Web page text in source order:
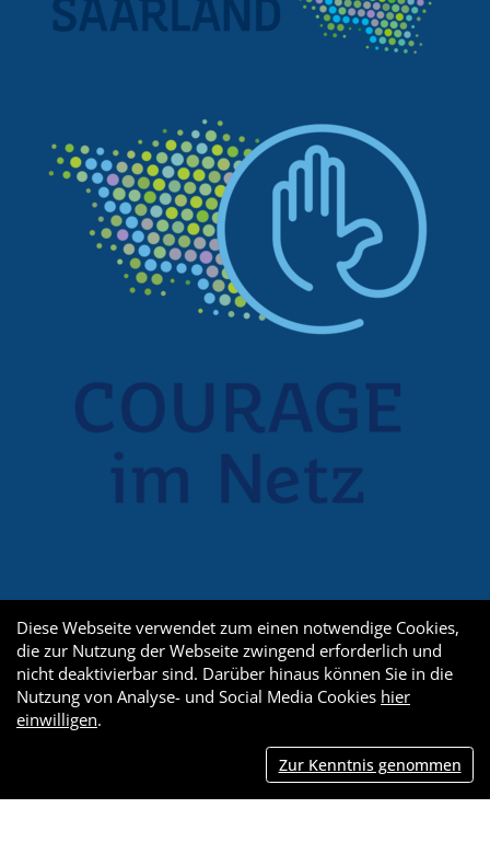
Diese Webseite verwendet zum einen notwendige Cookies,
die zur Nutzung der Webseite zwingend erforderlich und
nicht deaktivierbar sind. Darüber hinaus können Sie in die
Nutzung von Analyse- und Social Media Cookies hier
einwilligen.
Zur Kenntnis genommen